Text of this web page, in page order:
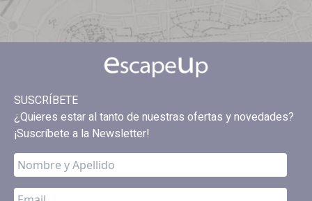
SUSCRÍBETE
¿Quieres estar al tanto de nuestras ofertas y novedades?
¡Suscríbete a la Newsletter!